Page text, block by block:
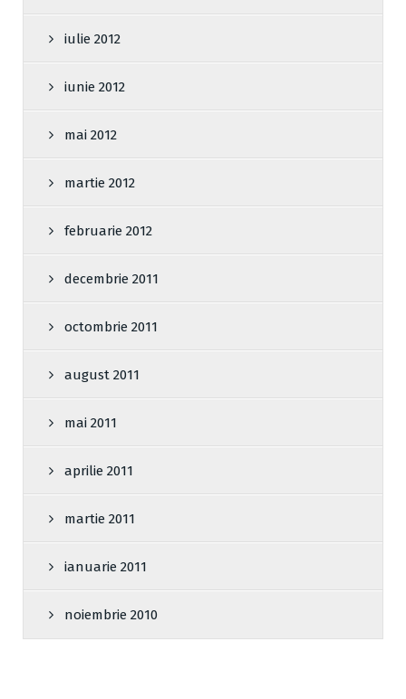
iulie 2012
iunie 2012
mai 2012
martie 2012
februarie 2012
decembrie 2011
octombrie 2011
august 2011
mai 2011
aprilie 2011
martie 2011
ianuarie 2011
noiembrie 2010